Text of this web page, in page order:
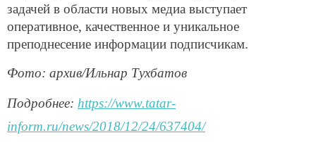
задачей в области новых медиа выступает
оперативное, качественное и уникальное
преподнесение информации подписчикам.
Фото: архив/Ильнар Тухбатов
Подробнее: https://www.tatar-
inform.ru/news/2018/12/24/637404/